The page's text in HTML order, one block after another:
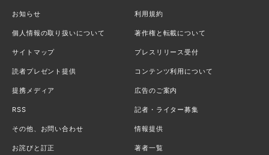
お知らせ 利用規約
個人情報の取り扱いについて 著作権と転載について
サイトマップ プレスリリース受付
読者プレゼント提供 コンテンツ利用について
提携メディア 広告のご案内
RSS 記者・ライター募集
その他、お問い合わせ 情報提供
お詫びと訂正 著者一覧